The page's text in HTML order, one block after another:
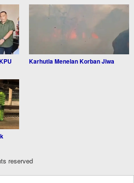
Karhutla Menelan Korban Jiwa
reserved